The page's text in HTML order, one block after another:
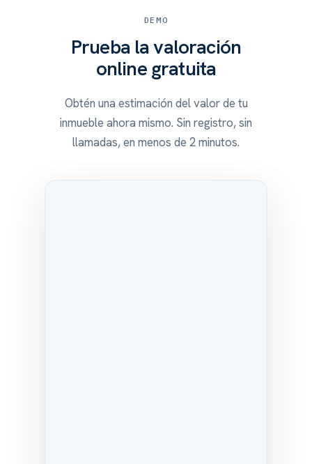
DEMO
Prueba la valoración
online gratuita
Obtén una estimación del valor de tu
inmueble ahora mismo. Sin registro, sin
llamadas, en menos de 2 minutos.